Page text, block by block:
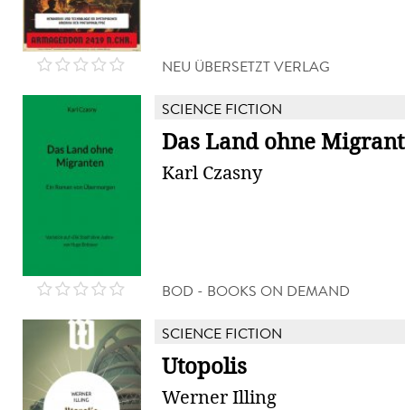
NEU ÜBERSETZT VERLAG
SCIENCE FICTION
Das Land ohne
Karl Czasny
BOD - BOOKS ON DEMAND
SCIENCE FICTION
Utopolis
Werner Illing